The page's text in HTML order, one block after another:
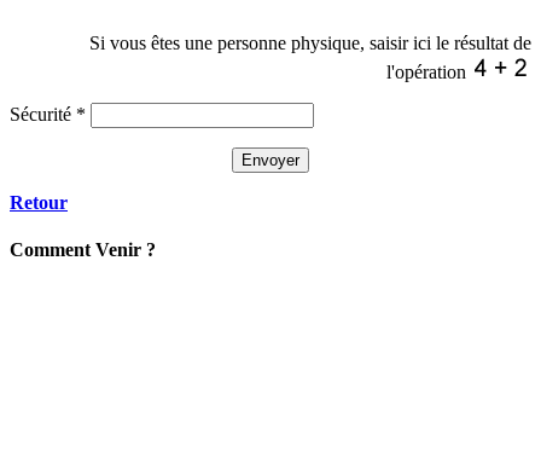
Si vous êtes une personne physique, saisir ici le résultat de
l'opération
Sécurité *
Retour
Comment Venir ?